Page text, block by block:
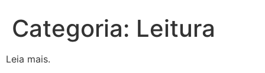
Categoria: Leitura
Leia mais.